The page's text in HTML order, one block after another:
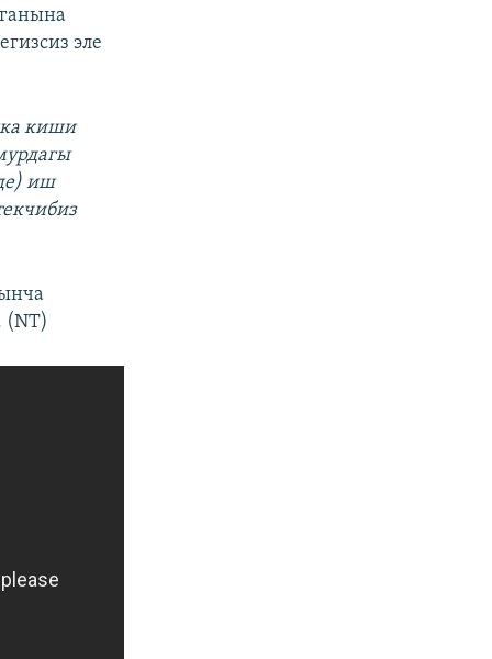
эле
киши
иш
(NT)